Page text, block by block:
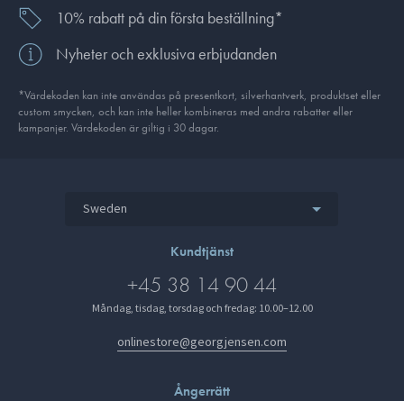
10% rabatt på din första beställning*
Nyheter och exklusiva erbjudanden
*Värdekoden kan inte användas på presentkort, silverhantverk, produkt­set eller
custom smycken, och kan inte heller kombineras med andra rabatter eller
kampanjer. Värdekoden är giltig i 30 dagar.
Sweden
Kundtjänst
+45 38 14 90 44
Måndag, tisdag, torsdag och fredag: 10.00–12.00
onlinestore@georgjensen.com
Ångerrätt